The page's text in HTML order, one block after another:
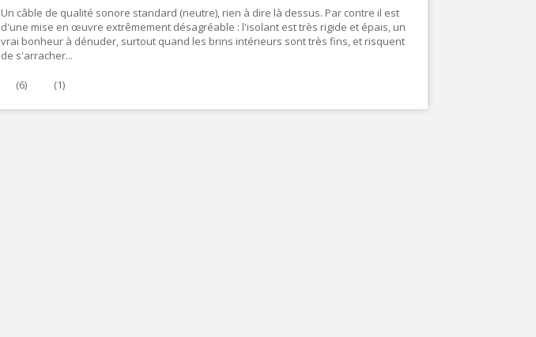
Un câble de qualité sonore standard (neutre), rien à dire là dessus. Par contre il est
d'une mise en œuvre extrêmement désagréable : l'isolant est très rigide et épais, un
vrai bonheur à dénuder, surtout quand les brins intérieurs sont très fins, et risquent
de s'arracher...
(6) (1)